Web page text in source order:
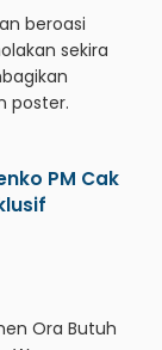
beroasi
sekira
poster.
PM Cak
Ora Butuh